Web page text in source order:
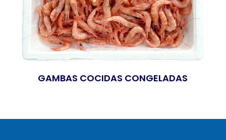
GAMBAS COCIDAS CONGELADAS